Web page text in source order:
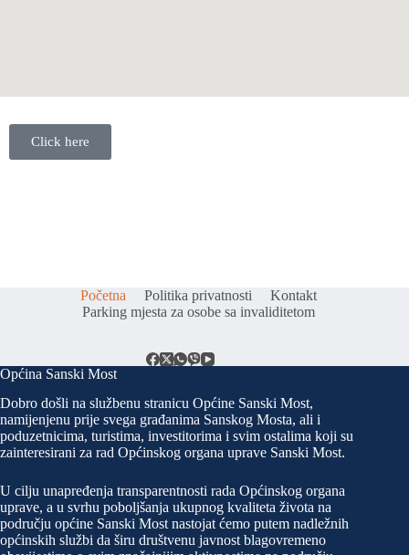
Click here
Početna Politika privatnosti
Kontakt
Parking mjesta za osobe sa invaliditetom
Općina Sanski Most
Dobro došli na službenu stranicu Općine Sanski Most,
namijenjenu prije svega građanima Sanskog Mosta, ali i
poduzetnicima, turistima, investitorima i svim ostalima koji su
zainteresirani za rad Općinskog organa uprave Sanski Most.
U cilju unapređenja transparentnosti rada Općinskog organa
uprave, a u svrhu poboljšanja ukupnog kvaliteta života na
području općine Sanski Most nastojat ćemo putem nadležnih
općinskih službi da širu društvenu javnost blagovremeno